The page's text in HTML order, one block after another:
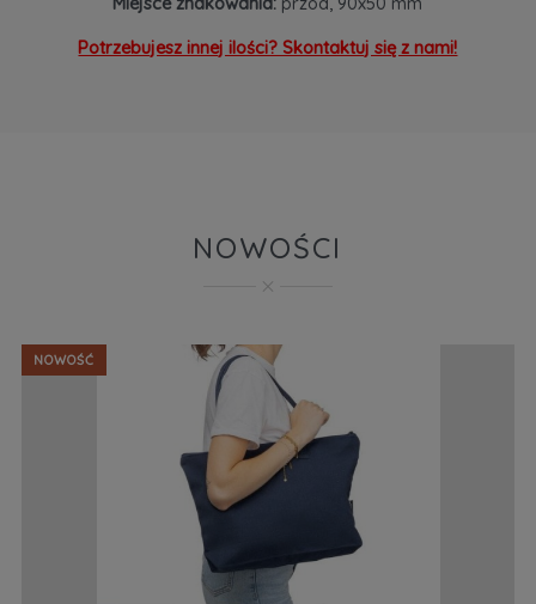
Potrzebujesz innej ilości? Skontaktuj się z nami!
NOWOŚCI
NOWOŚĆ